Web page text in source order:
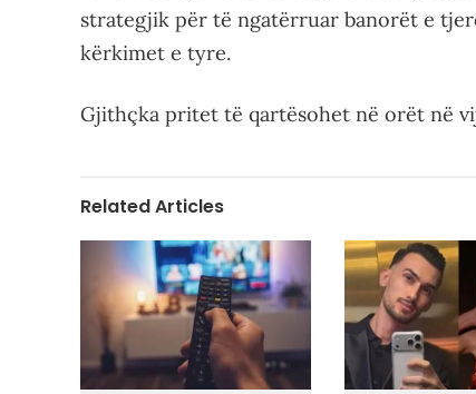
strategjik për të ngatërruar banorët e
kërkimet e tyre.
Gjithçka pritet të qartësohet në orët në
Related Articles